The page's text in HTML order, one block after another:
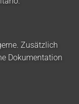
Zusätzlich
Dokumentation